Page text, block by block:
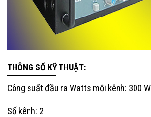
THÔNG SỐ KỸ THUẬT:
Công suất đầu ra Watts mỗi kênh: 300 W
Số kênh: 2